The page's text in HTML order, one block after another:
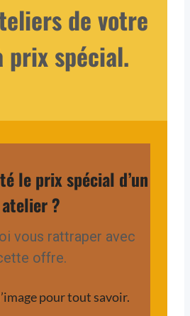
de votre
prix spécial.
le prix spécial d’un
atelier ?
vous rattraper avec
offre.
pour tout savoir.